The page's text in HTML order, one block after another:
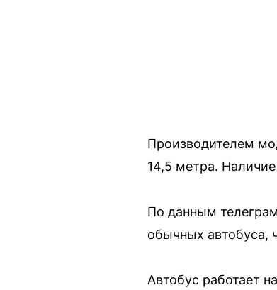
Производителем
14,5 метра.
По данным
обычных автобуса,
Автобус работает